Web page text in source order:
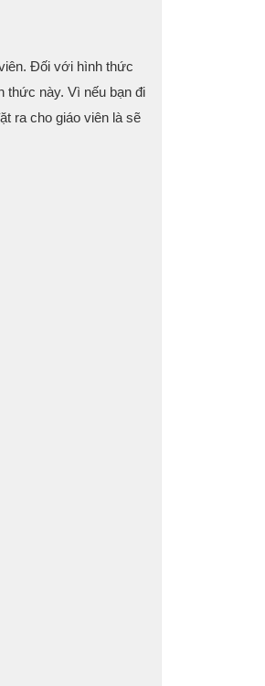
Đối với hình thức
thức này. Vì nếu bạn đi
ra cho giáo viên là sẽ